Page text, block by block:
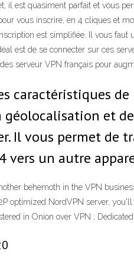
il est quasiment parfait et vous
vous inscrire, en 4 cliques et
est simplifiée. Il vous faut
est de se connecter sur ces
serveur VPN français pour
caractéristiques
géolocalisation et
Il vous permet de
vers un autre
behemoth in the VPN
optimized NordVPN server,
in Onion over VPN ;